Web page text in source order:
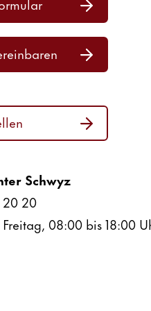
Schwyz
20 20
08:00 bis 18:00